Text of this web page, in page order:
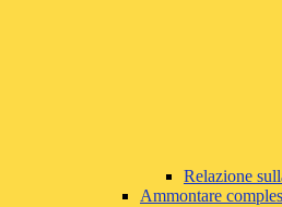
Relazione
Ammontare